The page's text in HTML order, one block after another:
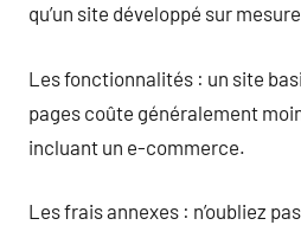
qu’un site développé sur
Les fonctionnalités : un site
pages coûte généralement
incluant un e-commerce.
Les frais annexes : n’oubliez